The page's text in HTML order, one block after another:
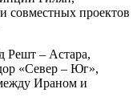
совместных проектов
Решт – Астара,
«Север – Юг»,
Ираном и